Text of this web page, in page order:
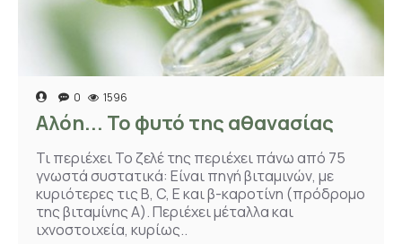
0 1596
Αλόη... Το φυτό της αθανασίας
Τι περιέχει Το ζελέ της περιέχει πάνω από 75
γνωστά συστατικά: Είναι πηγή βιταμινών, με
κυριότερες τις Β, C, Ε και β-καροτίνη (πρόδρομο
της βιταμίνης Α). Περιέχει μέταλλα και
ιχνοστοιχεία, κυρίως..